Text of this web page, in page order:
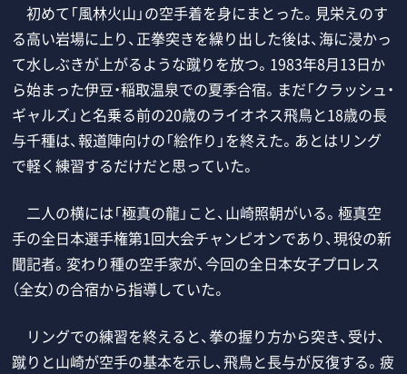
初めて「風林火山」の空手着を身にまとった。見栄えのす
る高い岩場に上り、正拳突きを繰り出した後は、海に浸かっ
て水しぶきが上がるような蹴りを放つ。1983年8月13日か
ら始まった伊豆・稲取温泉での夏季合宿。まだ「クラッシュ・
ギャルズ」と名乗る前の20歳のライオネス飛鳥と18歳の長
与千種は、報道陣向けの「絵作り」を終えた。あとはリング
で軽く練習するだけだと思っていた。
二人の横には「極真の龍」こと、山崎照朝がいる。極真空
手の全日本選手権第1回大会チャンピオンであり、現役の新
聞記者。変わり種の空手家が、今回の全日本女子プロレス
（全女）の合宿から指導していた。
リングでの練習を終えると、拳の握り方から突き、受け、
蹴りと山崎が空手の基本を示し、飛鳥と長与が反復する。疲